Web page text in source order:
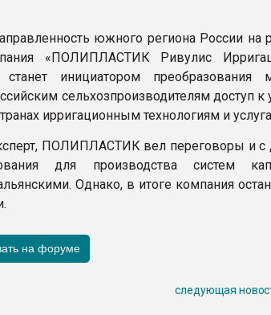
южного региона России на
«ПОЛИПЛАСТИК Ривулис
инициатором преобразования
сельхозпроизводителям доступ к
ирригационным технологиям и
ПОЛИПЛАСТИК вел переговоры и с
для производства систем
Однако, в итоге компания
следующая